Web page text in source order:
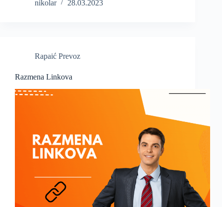
nikolar 28.03.2023
Rapaić Prevoz
Razmena Linkova